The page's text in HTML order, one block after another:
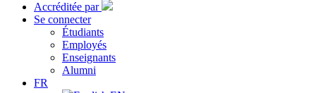
Accréditée par
Se connecter
Étudiants
Employés
Enseignants
Alumni
FR